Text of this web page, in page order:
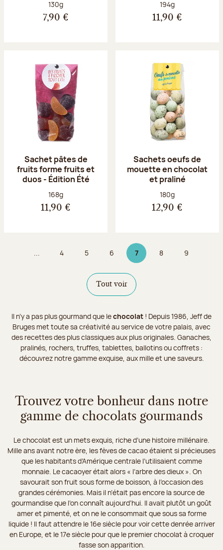
Poids net :
130g
7,90 €
Poids net :
194g
11,90 €
Sachet pâtes de
fruits forme fruits et
duos - Édition Été
Poids net :
168g
11,90 €
Sachets oeufs de
mouette en chocolat
et praliné
Poids net :
180g
12,90 €
... Page
4 Page
5 Page
6 7Page 7 sur 9
Page
8 Page
9
Tout voir
Il n’y a pas plus gourmand que lechocolat ! Depuis 1986, Jeff de
Bruges met toute sa créativité au service de votre palais, avec
des recettes des plus classiques aux plus originales. Ganaches,
pralinés, rochers, truffes, tablettes, ballotins ou coffrets :
découvrez notre gamme exquise, aux mille et une saveurs.
Trouvez votre bonheur dans notre
gamme de chocolats gourmands
Le chocolat est un mets exquis, riche d’une histoire millénaire.
Mille ans avant notre ère, les fèves de cacao étaient si précieuses
que les habitants d’Amérique centrale l’utilisaient comme
monnaie. Le cacaoyer était alors « l’arbre des dieux ». On
savourait son fruit sous forme de boisson, à l’occasion des
grandes cérémonies. Mais il n’était pas encore la source de
gourmandise que l’on connaît aujourd’hui. Il avait plutôt un goût
amer et pimenté, et on ne le consommait que sous sa forme
liquide ! Il faut attendre le 16e siècle pour voir cette denrée arriver
en Europe, et le 17e siècle pour que le premier chocolat à croquer
fasse son apparition.